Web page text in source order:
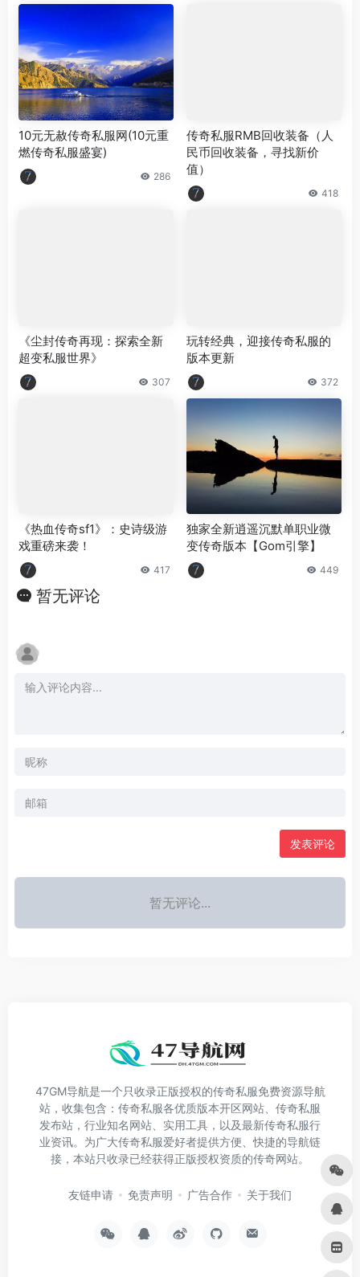
10元无赦传奇私服网(10元重
燃传奇私服盛宴)
286
传奇私服RMB回收装备（人
民币回收装备，寻找新价
值）
418
《尘封传奇再现：探索全新
超变私服世界》
307
玩转经典，迎接传奇私服的
版本更新
372
《热血传奇sf1》：史诗级游
戏重磅来袭！
417
独家全新逍遥沉默单职业微
变传奇版本【Gom引擎】
449
暂无评论
发表评论
暂无评论...
47GM导航是一个只收录正版授权的传奇私服免费资源导航
站，收集包含：传奇私服各优质版本开区网站、传奇私服
发布站，行业知名网站、实用工具，以及最新传奇私服行
业资讯。为广大传奇私服爱好者提供方便、快捷的导航链
接，本站只收录已经获得正版授权资质的传奇网站。
友链申请 免责声明 广告合作 关于我们